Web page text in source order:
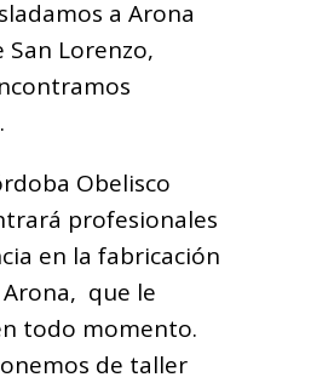
a Arona
San Lorenzo,
Obelisco
profesionales
en la fabricación
que le
todo momento.
de taller